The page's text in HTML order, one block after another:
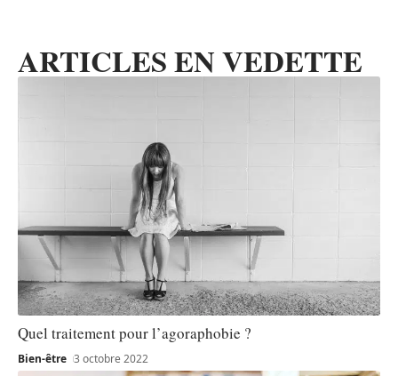
ARTICLES EN VEDETTE
Quel traitement pour l’agoraphobie ?
Bien-être 3 octobre 2022